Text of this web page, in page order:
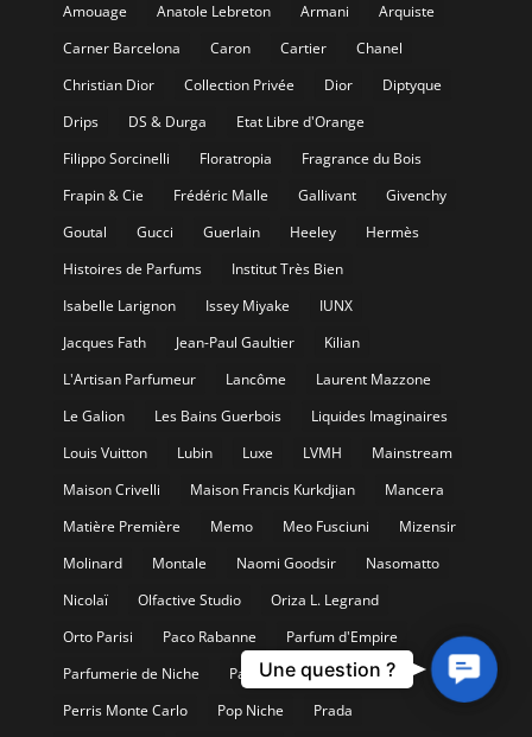
Amouage Anatole Lebreton Armani
Arquiste
Carner Barcelona
Caron Cartier
Chanel
Christian Dior
Collection Privée Dior
Diptyque
Drips
DS & Durga
Etat Libre d'Orange
Filippo Sorcinelli
Floratropia
Fragrance du Bois
Frapin & Cie
Frédéric Malle Gallivant
Givenchy
Goutal
Gucci Guerlain Heeley
Hermès
Histoires de Parfums
Institut Très Bien
Isabelle Larignon
Issey Miyake
IUNX
Jacques Fath
Jean-Paul Gaultier
Kilian
L'Artisan Parfumeur
Lancôme
Laurent Mazzone
Le Galion
Les Bains Guerbois
Liquides Imaginaires
Louis Vuitton
Lubin Luxe LVMH
Mainstream
Maison Crivelli
Maison Francis Kurkdjian
Mancera
Matière Première
Memo Meo Fusciuni
Mizensir
Molinard
Montale Naomi Goodsir
Nasomatto
Nicolaï
Olfactive Studio
Oriza L. Legrand
Orto Parisi
Paco Rabanne
Parfum d'Empire
Parfumerie de Niche
Parfums de Marly
Perris Monte Carlo
Pop Niche Prada
Contact
Une question ?